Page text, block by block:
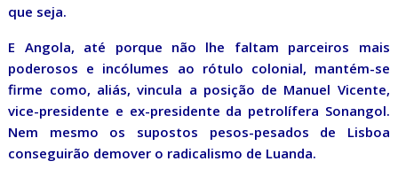
que seja.
E Angola, até porque não lhe faltam parceiros mais
poderosos e incólumes ao rótulo colonial, mantém-se
firme como, aliás, vincula a posição de Manuel Vicente,
vice-presidente e ex-presidente da petrolífera Sonangol.
Nem mesmo os supostos pesos-pesados de Lisboa
conseguirão demover o radicalismo de Luanda.